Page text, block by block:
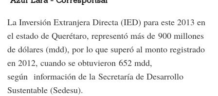
La Inversión Extranjera Directa (IED) para este 2013 en
el estado de Querétaro, representó más de 900 millones
de dólares (mdd), por lo que superó al monto registrado
en 2012, cuando se obtuvieron 652 mdd,
según información de la Secretaría de Desarrollo
Sustentable (Sedesu).